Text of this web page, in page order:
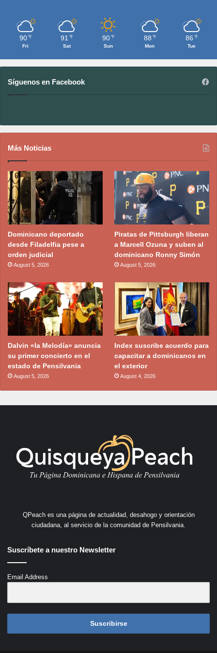
90 ℉
Fri
91 ℉
Sat
90 ℉
Sun
88 ℉
Mon
86 ℉
Tue
Síguenos en Facebook
Más Noticias
Dominicano deportado
desde Filadelfia pese a
orden judicial
August 5, 2026
Piratas de Pittsburgh liberan
a Marcell Ozuna y suben al
dominicano Ronny Simón
August 5, 2026
Dalvin «la Melodía» anuncia
su primer concierto en el
estado de Pensilvania
August 5, 2026
Index suscribe acuerdo para
capacitar a dominicanos en
el exterior
August 4, 2026
QPeach es una página de actualidad, desahogo y orientación
ciudadana, al servicio de la comunidad de Pensilvania.
Suscríbete a nuestro Newsletter
Email Address
Suscribirse